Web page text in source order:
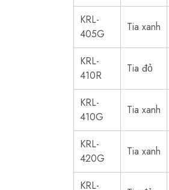
KRL-
405G
Tia xanh
KRL-
410R
Tia đỏ
KRL-
410G
Tia xanh
KRL-
420G
Tia xanh
KRL-